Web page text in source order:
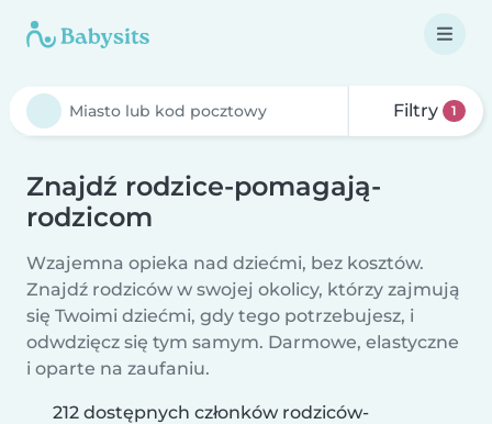
Filtry 1
Znajdź rodzice-pomagają-
rodzicom
Wzajemna opieka nad dziećmi, bez kosztów.
Znajdź rodziców w swojej okolicy, którzy zajmują
się Twoimi dziećmi, gdy tego potrzebujesz, i
odwdzięcz się tym samym. Darmowe, elastyczne
i oparte na zaufaniu.
212 dostępnych członków rodziców-